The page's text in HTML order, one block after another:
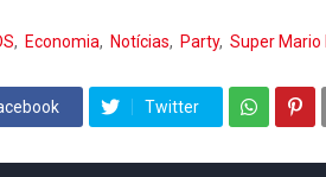
Economia Notícias Party Super Mario
Twitter